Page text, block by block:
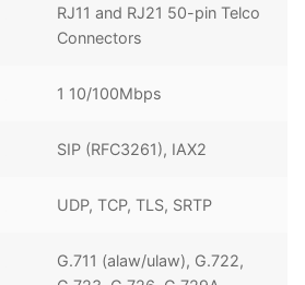
RJ11 and RJ21 50-pin Telco
Connectors
1 10/100Mbps
SIP (RFC3261), IAX2
UDP, TCP, TLS, SRTP
G.711 (alaw/ulaw), G.722,